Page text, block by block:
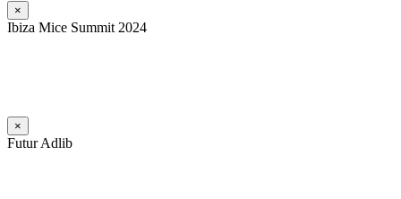
×
Ibiza Mice Summit 2024
×
Futur Adlib